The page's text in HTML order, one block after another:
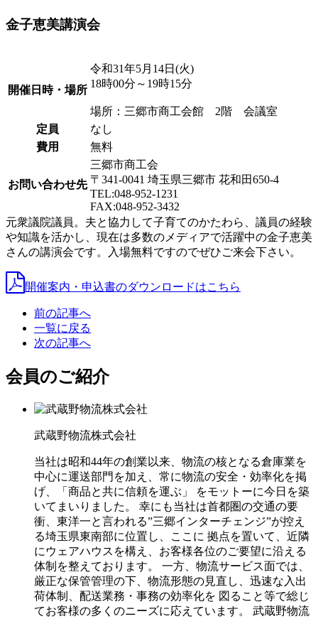
金子恵美講演会
開催日時・場所
令和31年5月14日(火)
18時00分～19時15分
場所：三郷市商工会館 2階 会議室
定員
なし
費用
無料
お問い合わせ先
三郷市商工会
〒341-0041 埼玉県三郷市 花和田650-4
TEL:048-952-1231
FAX:048-952-3432
元衆議院議員。夫と協力して子育てのかたわら、議員の経験
や知識を活かし、現在は多数のメディアで活躍中の金子恵美
さんの講演会です。入場無料ですのでぜひご来会下さい。
開催案内・申込書のダウンロードはこちら
前の記事へ
一覧に戻る
次の記事へ
会員のご紹介
武蔵野物流株式会社
当社は昭和44年の創業以来、物流の核となる倉庫業を
中心に運送部門を加え、常に物流の安全・効率化を掲
げ、「商品と共に信頼を運ぶ」 をモットーに今日を築
いてまいりました。 幸にも当社は首都圏の交通の要
衝、東洋一と言われる”三郷インターチェンジ”が控え
る埼玉県東南部に位置し、ここに 拠点を置いて、近隣
にウェアハウスを構え、お客様各位のご要望に沿える
体制を整えております。 一方、物流サービス面では、
厳正な保管管理の下、物流形態の見直し、迅速な入出
荷体制、配送業務・事務の効率化を 図ること等で総じ
てお客様の多くのニーズに応えています。 武蔵野物流